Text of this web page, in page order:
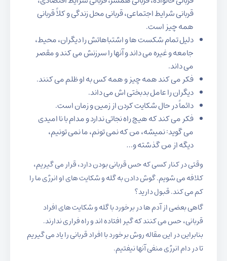
قربانی شرایط اجتماعی، قربانی محل زندگی و کلاً قربانی
همه چیز است.
دلیل تمام شکست ها و اشتباهاتش را دیگران، محیط،
جامعه و غیره می داند و آنها را سرزنش می کند و مقصر
می داند.
فکر می کند همه چیز و همه کس به او ظلم می کنند.
دیگران را عامل بدبختی اش می داند.
دائماً در حال شکایت کردن از زمین و زمان است.
فکر می کند که هیچ راه نجاتی ندارد و مدام با ناامیدی
می گوید: نمیشه، من که نمی تونم، ما نمی تونیم،
دیگه از من گذشته و…
وقتی در کنار کسی که حس قربانی بودن دارد، قرار می گیریم،
کلافه می شویم. گوش دادن به گله و شکایت های او انرژی ما را
کم می کند. قبول دارید؟
گاهی بعضی از آدم ها در برخورد با گله و شکایت های افراد
قربانی، حس می کنند که گیر افتاده اند و راه فراری ندارند.
بنابراین در این مقاله روش برخورد با افراد قربانی را یاد می گیریم
تا در دام انرژی منفی آنها نیفتیم.